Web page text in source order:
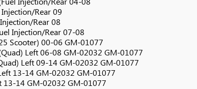
Rear 09
Rear 08
Injection/Rear 07-08
Scooter) 00-06 GM-01077
Left 06-08 GM-02032 GM-01077
Left 09-14 GM-02032 GM-01077
13-14 GM-02032 GM-01077
13-14 GM-02032 GM-01077